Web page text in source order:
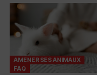
AMENER SES ANIMAUX
FAQ